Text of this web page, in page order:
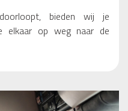
bieden wij je
elkaar op weg naar de